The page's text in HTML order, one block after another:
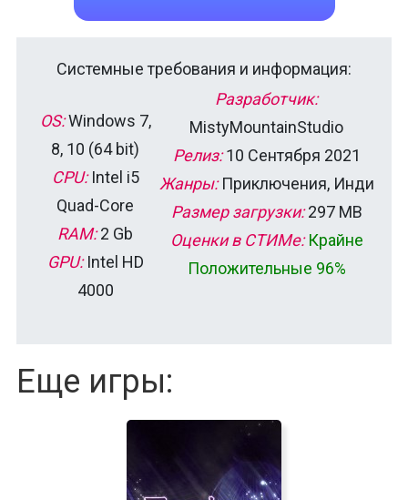
Системные требования и информация:
OS:Windows 7,
8, 10 (64 bit)
CPU:Intel i5
Quad-Core
RAM:2 Gb
GPU:Intel HD
4000
Разработчик:
MistyMountainStudio
Релиз:10 Сентября 2021
Жанры:Приключения, Инди
Размер загрузки:297 MB
Оценки в СТИМе: Крайне
Положительные 96%
Еще игры: